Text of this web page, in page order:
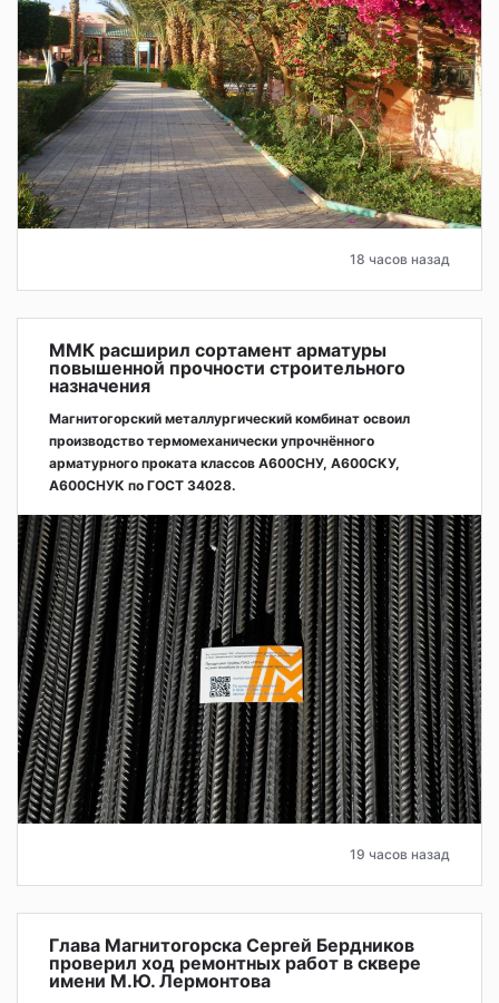
18 часов назад
ММК расширил сортамент арматуры
повышенной прочности строительного
назначения
Магнитогорский металлургический комбинат освоил
производство термомеханически упрочнённого
арматурного проката классов А600СНУ, А600СКУ,
А600СНУК по ГОСТ 34028.
19 часов назад
Глава Магнитогорска Сергей Бердников
проверил ход ремонтных работ в сквере
имени М.Ю. Лермонтова